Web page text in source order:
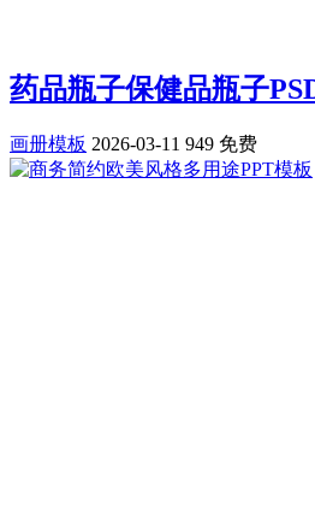
药品瓶子保健品瓶子
画册模板 2026-03-11 949 免费